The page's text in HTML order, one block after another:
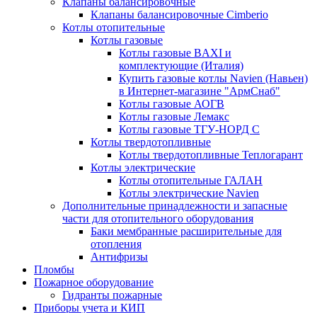
Клапаны балансировочные Cimberio
Котлы отопительные
Котлы газовые
Котлы газовые BAXI и
комплектующие (Италия)
Купить газовые котлы Navien (Навьен)
в Интернет-магазине "АрмСнаб"
Котлы газовые АОГВ
Котлы газовые Лемакс
Котлы газовые ТГУ-НОРД С
Котлы твердотопливные
Котлы твердотопливные Теплогарант
Котлы электрические
Котлы отопительные ГАЛАН
Котлы электрические Navien
Дополнительные принадлежности и запасные
части для отопительного оборудования
Баки мембранные расширительные для
отопления
Антифризы
Пломбы
Пожарное оборудование
Гидранты пожарные
Приборы учета и КИП